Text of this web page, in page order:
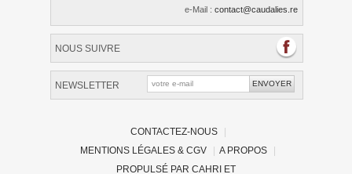
e-Mail : contact@caudalies.re
NOUS SUIVRE
NEWSLETTER
CONTACTEZ-NOUS
|
MENTIONS LÉGALES & CGV | A PROPOS |
PROPULSÉ PAR CAHRI ET